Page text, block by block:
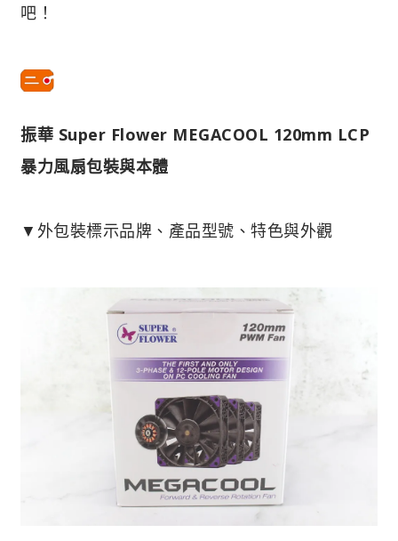
吧！
振華 Super Flower MEGACOOL 120mm LCP
暴力風扇包裝與本體
▼外包裝標示品牌、產品型號、特色與外觀